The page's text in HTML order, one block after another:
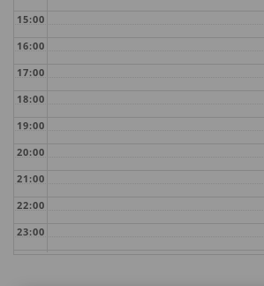
15:00
16:00
17:00
18:00
19:00
20:00
21:00
22:00
23:00